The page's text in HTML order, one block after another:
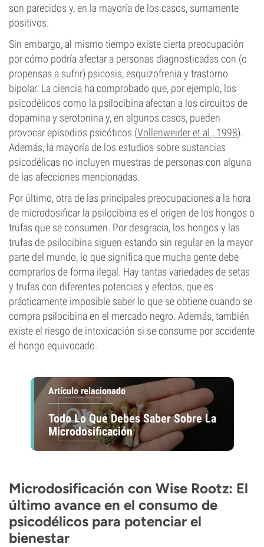
son parecidos y, en la mayoría de los casos, sumamente
positivos.
Sin embargo, al mismo tiempo existe cierta preocupación
por cómo podría afectar a personas diagnosticadas con (o
propensas a sufrir) psicosis, esquizofrenia y trastorno
bipolar. La ciencia ha comprobado que, por ejemplo, los
psicodélicos como la psilocibina afectan a los circuitos de
dopamina y serotonina y, en algunos casos, pueden
provocar episodios psicóticos (Vollenweider et al., 1998).
Además, la mayoría de los estudios sobre sustancias
psicodélicas no incluyen muestras de personas con alguna
de las afecciones mencionadas.
Por último, otra de las principales preocupaciones a la hora
de microdosificar la psilocibina es el origen de los hongos o
trufas que se consumen. Por desgracia, los hongos y las
trufas de psilocibina siguen estando sin regular en la mayor
parte del mundo, lo que significa que mucha gente debe
comprarlos de forma ilegal. Hay tantas variedades de setas
y trufas con diferentes potencias y efectos, que es
prácticamente imposible saber lo que se obtiene cuando se
compra psilocibina en el mercado negro. Además, también
existe el riesgo de intoxicación si se consume por accidente
el hongo equivocado.
Artículo relacionado
Todo Lo Que Debes Saber Sobre La
Microdosificación
Microdosificación con Wise Rootz: El
último avance en el consumo de
psicodélicos para potenciar el
bienestar